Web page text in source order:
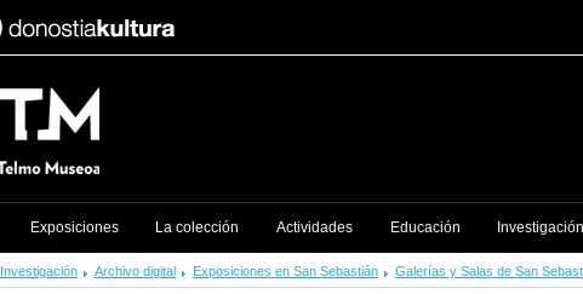
Investigación Archivo digital Exposiciones en San Sebastián Galerías y Salas de San
Exposiciones La colección Actividades Educación Investigación